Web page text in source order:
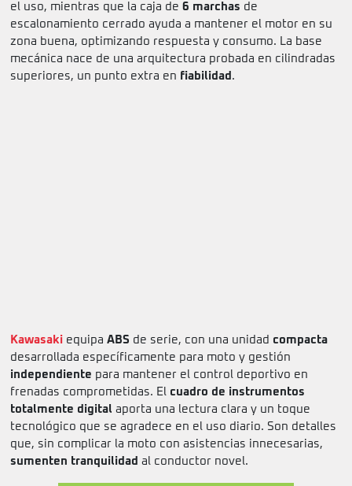
el uso, mientras que la caja de 6 marchas de
escalonamiento cerrado ayuda a mantener el motor en su
zona buena, optimizando respuesta y consumo. La base
mecánica nace de una arquitectura probada en cilindradas
superiores, un punto extra en fiabilidad .
Kawasaki equipa ABS de serie, con una unidad compacta
desarrollada específicamente para moto y gestión
independiente para mantener el control deportivo en
frenadas comprometidas. El cuadro de instrumentos
totalmente digital aporta una lectura clara y un toque
tecnológico que se agradece en el uso diario. Son detalles
que, sin complicar la moto con asistencias innecesarias,
sumenten tranquilidad al conductor novel.